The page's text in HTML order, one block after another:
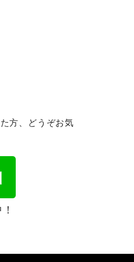
方、どうぞお気